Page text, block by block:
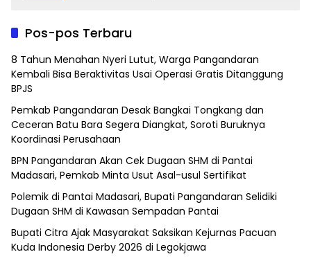
Pos-pos Terbaru
8 Tahun Menahan Nyeri Lutut, Warga Pangandaran
Kembali Bisa Beraktivitas Usai Operasi Gratis Ditanggung
BPJS
Pemkab Pangandaran Desak Bangkai Tongkang dan
Ceceran Batu Bara Segera Diangkat, Soroti Buruknya
Koordinasi Perusahaan
BPN Pangandaran Akan Cek Dugaan SHM di Pantai
Madasari, Pemkab Minta Usut Asal-usul Sertifikat
Polemik di Pantai Madasari, Bupati Pangandaran Selidiki
Dugaan SHM di Kawasan Sempadan Pantai
Bupati Citra Ajak Masyarakat Saksikan Kejurnas Pacuan
Kuda Indonesia Derby 2026 di Legokjawa